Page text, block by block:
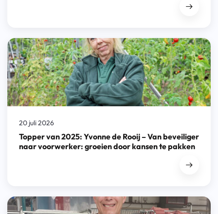
Topper van 2025: Yvonne de Rooij – Van beveiliger
naar voorwerker: groeien door kansen te pakken
20 juli 2026